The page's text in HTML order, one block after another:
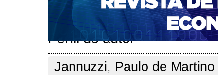
BASES DE DADOS E INDEXADORES
Capa Pesquisa >Perfil do autor
Perfil do autor
Jannuzzi, Paulo de Martino